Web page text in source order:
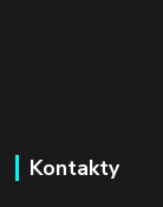
Kontakty